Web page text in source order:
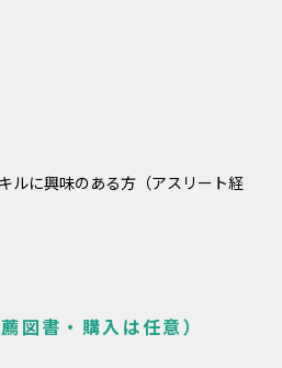
ルに興味のある方（アスリート経
図書・購入は任意）